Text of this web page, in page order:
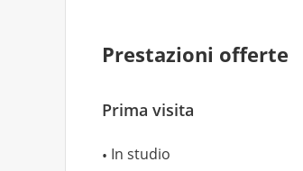
Prestazioni offerte
Prima visita
In studio